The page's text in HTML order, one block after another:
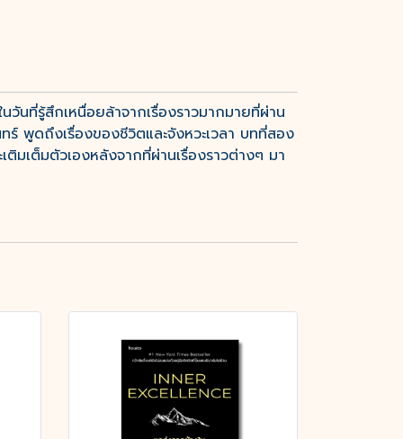
นที่รู้สึกเหนื่อยล้าจากเรื่องราวมากมายที่ผ่าน
พูดถึงเรื่องของชีวิตและจังหวะเวลา บทที่สอง
เต็มตัวเองหลังจากที่ผ่านเรื่องราวต่างๆ มา